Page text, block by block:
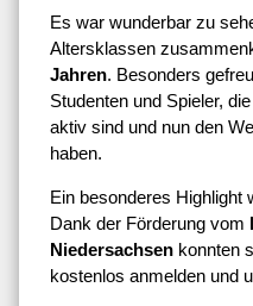
Es war wunderbar zu
Altersklassen
Jahren. Besonders
Studenten und Spieler,
aktiv sind und nun den
haben.
Ein besonderes Highlight
Dank der Förderung vom
Niedersachsen konnten
kostenlos anmelden und